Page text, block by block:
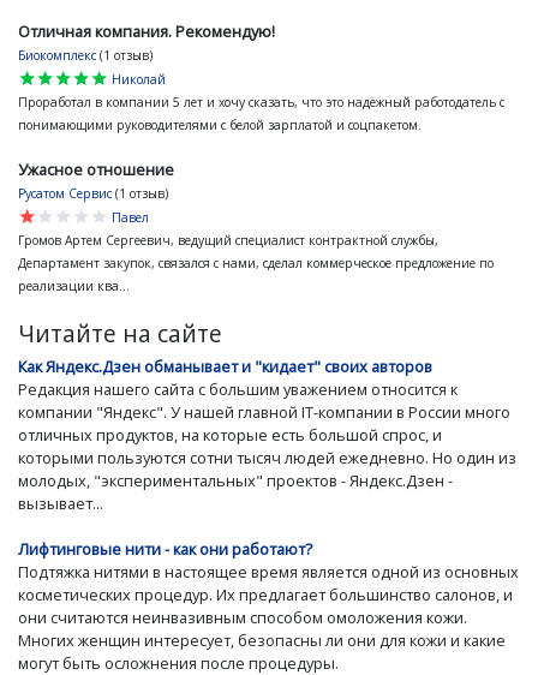
Отличная компания. Рекомендую!
Биокомплекс (1 отзыв)
star
star
star
star
star
Николай
Проработал в компании 5 лет и хочу сказать, что это надёжный работодатель с
понимающими руководителями с белой зарплатой и соцпакетом.
Ужасное отношение
Русатом Сервис (1 отзыв)
star
star
star
star
star
Павел
Громов Артем Сергеевич, ведущий специалист контрактной службы,
Департамент закупок, связался с нами, сделал коммерческое предложение по
реализации ква...
Читайте на сайте
Как Яндекс.Дзен обманывает и "кидает" своих авторов
Редакция нашего сайта с большим уважением относится к
компании "Яндекс". У нашей главной IT-компании в России много
отличных продуктов, на которые есть большой спрос, и
которыми пользуются сотни тысяч людей ежедневно. Но один из
молодых, "экспериментальных" проектов - Яндекс.Дзен -
вызывает...
Лифтинговые нити - как они работают?
Подтяжка нитями в настоящее время является одной из основных
косметических процедур. Их предлагает большинство салонов, и
они считаются неинвазивным способом омоложения кожи.
Многих женщин интересует, безопасны ли они для кожи и какие
могут быть осложнения после процедуры.